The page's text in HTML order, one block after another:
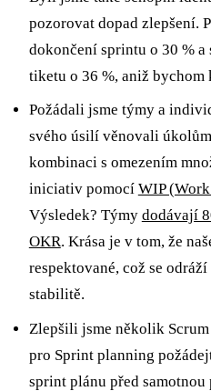
pozorovat dopad zlepšení.
dokončení sprintu o 30 %
tiketu o 36 %, aniž
Požádali jsme týmy a
svého úsilí věnovali
kombinaci s omezením
iniciativ pomocí WIP
Výsledek? Týmy dodávají
OKR. Krása je v tom, že
respektované, což se
stabilitě.
Zlepšili jsme několik
pro Sprint planning
sprint plánu před